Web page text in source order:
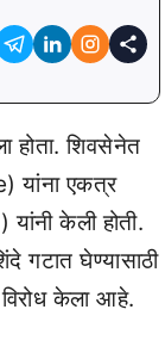
होता. शिवसेनेत
यांना एकत्र
केली होती.
गटात घेण्यासाठी
विरोध केला आहे.